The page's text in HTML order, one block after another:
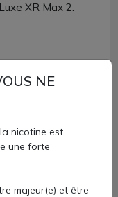
XR Max 2.
cartouche MTL
NE
nicotine est
une forte
majeur(e) et être